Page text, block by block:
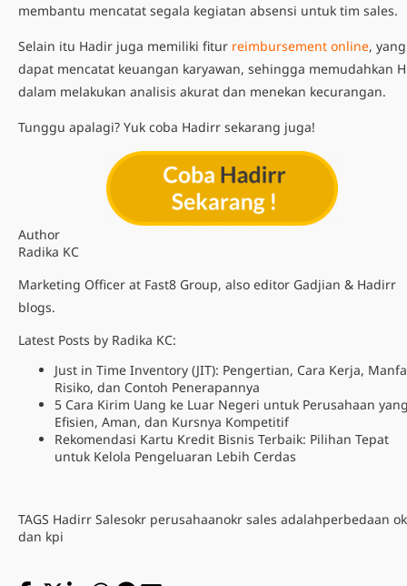
membantu mencatat segala kegiatan absensi untuk tim sales.
Selain itu Hadir juga memiliki fitur reimbursement online, yang
dapat mencatat keuangan karyawan, sehingga memudahkan
dalam melakukan analisis akurat dan menekan kecurangan.
Tunggu apalagi? Yuk coba Hadirr sekarang juga!
Author
Radika KC
Marketing Officer at Fast8 Group, also editor Gadjian & Hadirr
blogs.
Latest Posts by Radika KC:
Just in Time Inventory (JIT): Pengertian, Cara Kerja,
Risiko, dan Contoh Penerapannya
5 Cara Kirim Uang ke Luar Negeri untuk Perusahaan
Efisien, Aman, dan Kursnya Kompetitif
Rekomendasi Kartu Kredit Bisnis Terbaik: Pilihan Tepat
untuk Kelola Pengeluaran Lebih Cerdas
TAGS Hadirr Salesokr perusahaanokr sales adalahperbedaan
dan kpi